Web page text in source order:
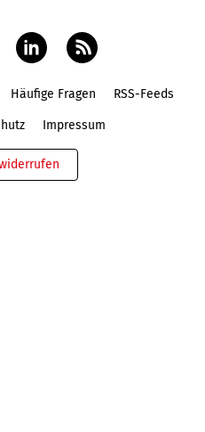
Häufige Fragen RSS-Feeds
Impressum